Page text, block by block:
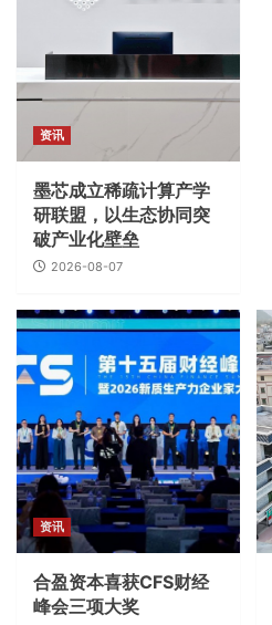
资讯
墨芯成立稀疏计算产学
研联盟，以生态协同突
破产业化壁垒
2026-08-07
资讯
合盈资本喜获CFS财经
峰会三项大奖